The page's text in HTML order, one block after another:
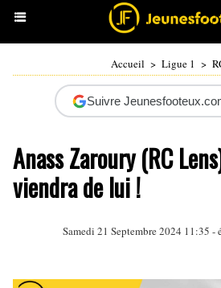
Accueil > Ligue 1 >
Suivre
Anass Zaroury (RC
viendra de lui !
Samedi 21 Septembre 2024 11:35 -